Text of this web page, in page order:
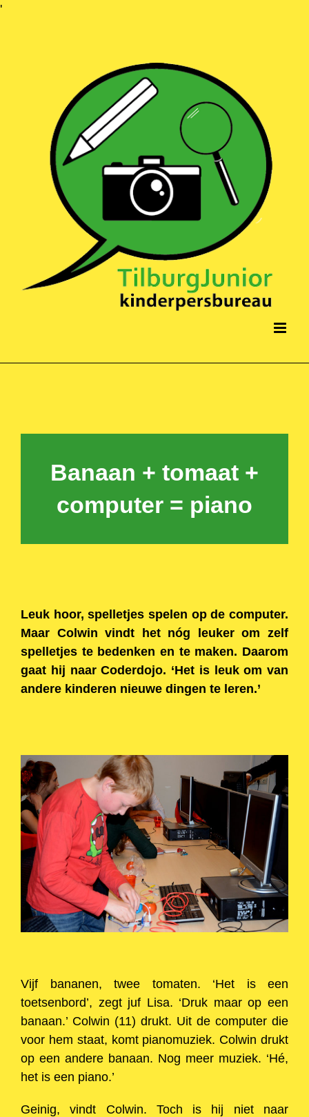
'Ga
Banaan + tomaat +
computer = piano
Leuk hoor, spelletjes spelen op de computer.
Maar Colwin vindt het nóg leuker om zelf
spelletjes te bedenken en te maken. Daarom
gaat hij naar Coderdojo. ‘Het is leuk om van
andere kinderen nieuwe dingen te leren.’
Vijf bananen, twee tomaten. ‘Het is een
toetsenbord’, zegt juf Lisa. ‘Druk maar op een
banaan.’ Colwin (11) drukt. Uit de computer die
voor hem staat, komt pianomuziek. Colwin drukt
op een andere banaan. Nog meer muziek. ‘Hé,
het is een piano.’
Geinig, vindt Colwin. Toch is hij niet naar